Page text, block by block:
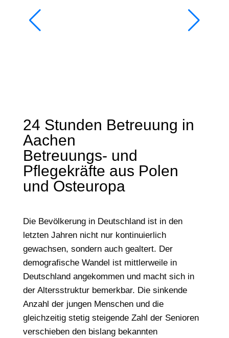
24 Stunden Betreuung in
Aachen
Betreuungs- und
Pflegekräfte aus Polen
und Osteuropa
Die Bevölkerung in Deutschland ist in den
letzten Jahren nicht nur kontinuierlich
gewachsen, sondern auch gealtert. Der
demografische Wandel ist mittlerweile in
Deutschland angekommen und macht sich in
der Altersstruktur bemerkbar. Die sinkende
Anzahl der jungen Menschen und die
gleichzeitig stetig steigende Zahl der Senioren
verschieben den bislang bekannten